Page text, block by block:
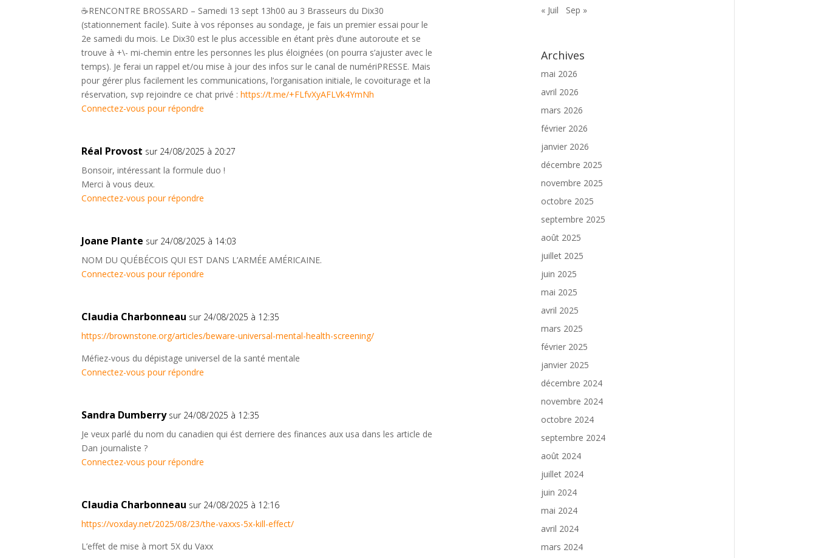
☕️RENCONTRE BROSSARD – Samedi 13 sept 13h00 au 3 Brasseurs du Dix30
(stationnement facile). Suite à vos réponses au sondage, je fais un premier essai pour le
2e samedi du mois. Le Dix30 est le plus accessible en étant près d’une autoroute et se
trouve à +\- mi-chemin entre les personnes les plus éloignées (on pourra s’ajuster avec le
temps). Je ferai un rappel et/ou mise à jour des infos sur le canal de numériPRESSE. Mais
pour gérer plus facilement les communications, l’organisation initiale, le covoiturage et la
réservation, svp rejoindre ce chat privé :https://t.me/+FLfvXyAFLVk4YmNh
Connectez-vous pour répondre
Réal Provost sur 24/08/2025 à 20:27
Bonsoir, intéressant la formule duo !
Merci à vous deux.
Connectez-vous pour répondre
Joane Plante sur 24/08/2025 à 14:03
NOM DU QUÉBÉCOIS QUI EST DANS L’ARMÉE AMÉRICAINE.
Connectez-vous pour répondre
Claudia Charbonneau sur 24/08/2025 à 12:35
https://brownstone.org/articles/beware-universal-mental-health-screening/
Méfiez-vous du dépistage universel de la santé mentale
Connectez-vous pour répondre
Sandra Dumberry sur 24/08/2025 à 12:35
Je veux parlé du nom du canadien qui ést derriere des finances aux usa dans les article de
Dan journaliste ?
Connectez-vous pour répondre
Claudia Charbonneau sur 24/08/2025 à 12:16
https://voxday.net/2025/08/23/the-vaxxs-5x-kill-effect/
L’effet de mise à mort 5X du Vaxx
« Juil
Sep »
Archives
mai 2026
avril 2026
mars 2026
février 2026
janvier 2026
décembre 2025
novembre 2025
octobre 2025
septembre 2025
août 2025
juillet 2025
juin 2025
mai 2025
avril 2025
mars 2025
février 2025
janvier 2025
décembre 2024
novembre 2024
octobre 2024
septembre 2024
août 2024
juillet 2024
juin 2024
mai 2024
avril 2024
mars 2024